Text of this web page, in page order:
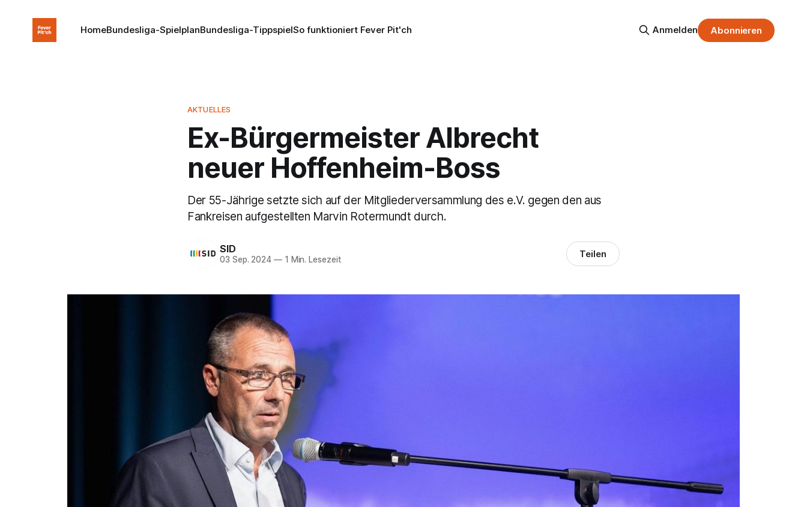
HomeBundesliga-SpielplanBundesliga-TippspielSo funktioniert Fever Pit'ch Anmelden Abonnieren
AKTUELLES
Ex-Bürgermeister Albrecht
neuer Hoffenheim-Boss
Der 55-Jährige setzte sich auf der Mitgliederversammlung des e.V. gegen den aus
Fankreisen aufgestellten Marvin Rotermundt durch.
SID
03 Sep. 2024 —1 Min. Lesezeit Teilen